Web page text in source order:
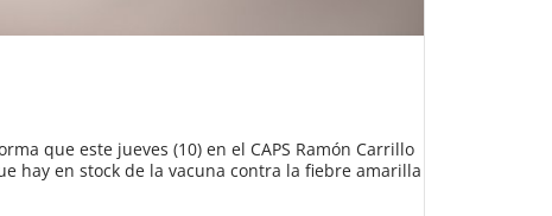
que este jueves (10) en el CAPS Ramón Carrillo
hay en stock de la vacuna contra la fiebre amarilla